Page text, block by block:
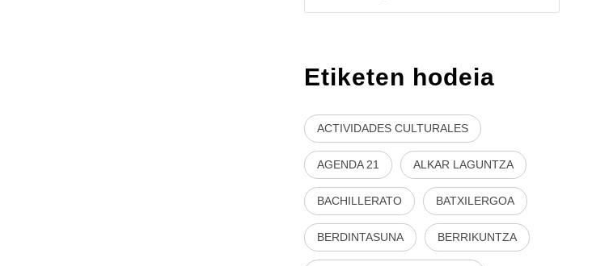
Etiketen hodeia
ACTIVIDADES CULTURALES
AGENDA 21 ALKAR LAGUNTZA
BACHILLERATO BATXILERGOA
BERDINTASUNA BERRIKUNTZA